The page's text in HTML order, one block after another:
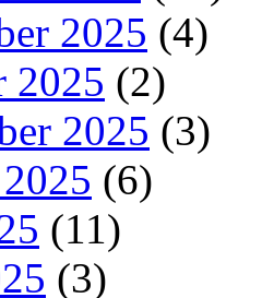
2025 (4)
2025 (2)
2025 (3)
(6)
(11)
(3)